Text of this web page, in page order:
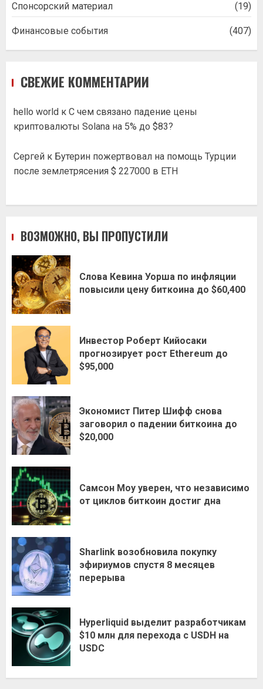
Спонсорский материал (19)
Финансовые события (407)
СВЕЖИЕ КОММЕНТАРИИ
hello world к С чем связано падение цены
криптовалюты Solana на 5% до $83?
Сергей к Бутерин пожертвовал на помощь Турции
после землетрясения $ 227000 в ETH
ВОЗМОЖНО, ВЫ ПРОПУСТИЛИ
Слова Кевина Уорша по инфляции
повысили цену биткоина до $60,400
Инвестор Роберт Кийосаки
прогнозирует рост Ethereum до
$95,000
Экономист Питер Шифф снова
заговорил о падении биткоина до
$20,000
Самсон Моу уверен, что независимо
от циклов биткоин достиг дна
Sharlink возобновила покупку
эфириумов спустя 8 месяцев
перерыва
Hyperliquid выделит разработчикам
$10 млн для перехода с USDH на
USDC